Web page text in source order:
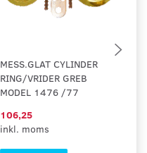
MESS.GLAT CYLINDER
RING/VRIDER GREB
MODEL 1476 /77
106,25
inkl. moms